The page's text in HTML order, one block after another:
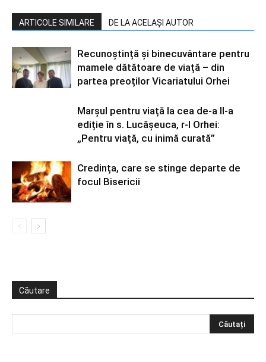
ARTICOLE SIMILARE DE LA ACELAȘI AUTOR
Recunoștință și binecuvântare pentru
mamele dătătoare de viață – din
partea preoților Vicariatului Orhei
Marșul pentru viață la cea de-a II-a
ediție în s. Lucășeuca, r-l Orhei:
„Pentru viață, cu inimă curată”
Credința, care se stinge departe de
focul Bisericii
Căutare